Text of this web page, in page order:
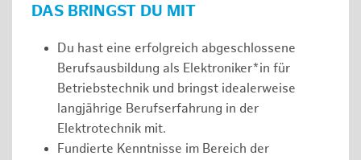
DAS BRINGST DU MIT
Du hast eine erfolgreich abgeschlossene
Berufsausbildung als Elektroniker*in für
Betriebstechnik und bringst idealerweise
langjährige Berufserfahrung in der
Elektrotechnik mit.
Fundierte Kenntnisse im Bereich der